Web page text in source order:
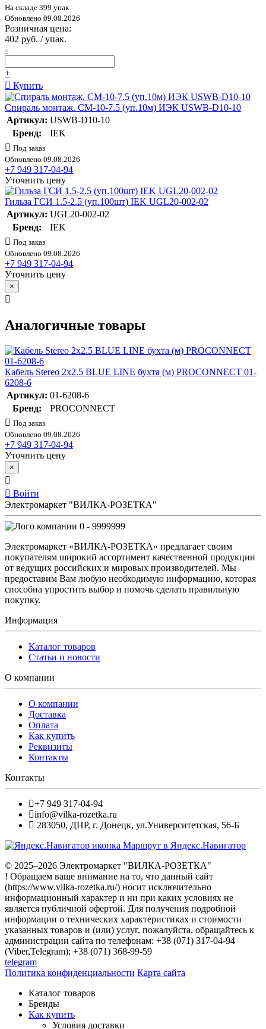
На складе 399 упак.
Обновлено 09.08.2026
Розничная цена:
402 руб. / упак.
-
+
Купить
Спираль монтаж. СМ-10-7.5 (уп.10м) ИЭК USWB-D10-10
Артикул: USWB-D10-10
Бренд:
IEK
Под заказ
Обновлено 09.08.2026
+7 949 317-04-94
Уточнить цену
Гильза ГСИ 1.5-2.5 (уп.100шт) IEK UGL20-002-02
Артикул: UGL20-002-02
Бренд:
IEK
Под заказ
Обновлено 09.08.2026
+7 949 317-04-94
Уточнить цену
×
Аналогичные товары
Кабель Stereo 2х2.5 BLUE LINE бухта (м) PROCONNECT 01-
6208-6
Артикул: 01-6208-6
Бренд:
PROCONNECT
Под заказ
Обновлено 09.08.2026
+7 949 317-04-94
Уточнить цену
×
Войти
Электромаркет "ВИЛКА-РОЗЕТКА"
0 - 9999999
Электромаркет «ВИЛКА-РОЗЕТКА» предлагает своим
покупателям широкий ассортимент качественной продукции
от ведущих российских и мировых производителей. Мы
предоставим Вам любую необходимую информацию, которая
способна упростить выбор и помочь сделать правильную
покупку.
Информация
Каталог товаров
Статьи и новости
О компании
О компании
Доставка
Оплата
Как купить
Реквизиты
Контакты
Контакты
+7 949 317-04-94
info@vilka-rozetka.ru
283050, ДНР, г. Донецк, ул.Университетская, 56-Б
Маршрут в Яндекс.Навигатор
© 2025–2026 Электромаркет "ВИЛКА-РОЗЕТКА"
! Обращаем ваше внимание на то, что данный сайт
(https://www.vilka-rozetka.ru/) носит исключительно
информационный характер и ни при каких условиях не
является публичной офертой. Для получения подробной
информации о технических характеристиках и стоимости
указанных товаров и (или) услуг, пожалуйста, обращайтесь к
администрации сайта по телефонам: +38 (071) 317-04-94
(Viber,Telegram); +38 (071) 368-99-59
telegram
Политика конфиденциальности Карта сайта
Каталог товаров
Бренды
Как купить
Условия доставки